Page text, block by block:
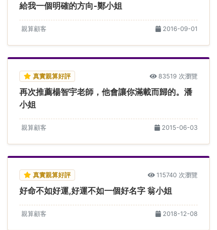
給我一個明確的方向-鄭小姐
親算顧客 2016-09-01
真實親算好評 83519 次瀏覽
再次推薦楊智宇老師，他會讓你滿載而歸的。潘
小姐
親算顧客 2015-06-03
真實親算好評 115740 次瀏覽
好命不如好運,好運不如一個好名字 翁小姐
親算顧客 2018-12-08